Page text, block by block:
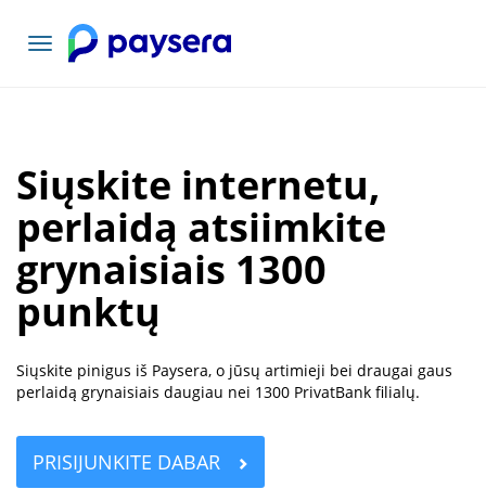
Toggle
navigation
Siųskite internetu,
perlaidą atsiimkite
grynaisiais 1300
punktų
Siųskite pinigus iš Paysera, o jūsų artimieji bei draugai gaus
perlaidą grynaisiais daugiau nei 1300 PrivatBank filialų.
PRISIJUNKITE DABAR